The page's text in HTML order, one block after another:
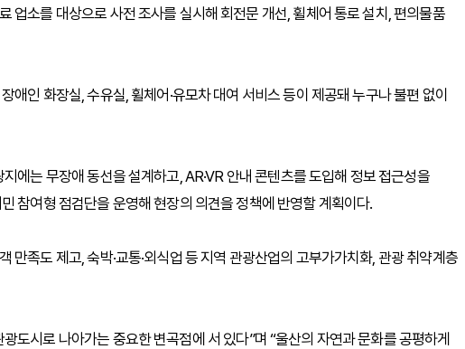
업소를 대상으로 사전 조사를 실시해 회전문 개선, 휠체어 통로 설치, 편의물품
애인 화장실, 수유실, 휠체어·유모차 대여 서비스 등이 제공돼 누구나 불편 없이
에는 무장애 동선을 설계하고, AR·VR 안내 콘텐츠를 도입해 정보 접근성을
참여형 점검단을 운영해 현장의 의견을 정책에 반영할 계획이다.
만족도 제고, 숙박·교통·외식업 등 지역 관광산업의 고부가가치화, 관광 취약계층
도시로 나아가는 중요한 변곡점에 서 있다”며 “울산의 자연과 문화를 공평하게